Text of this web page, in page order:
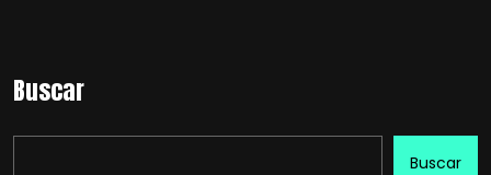
Buscar
Buscar